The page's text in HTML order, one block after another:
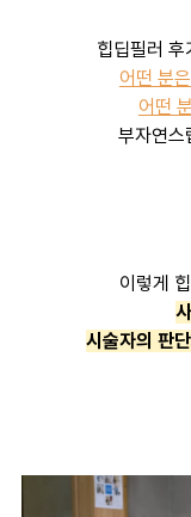
힙딥필러
어떤 분
어떤
부자연스
이렇게
시술자의 판